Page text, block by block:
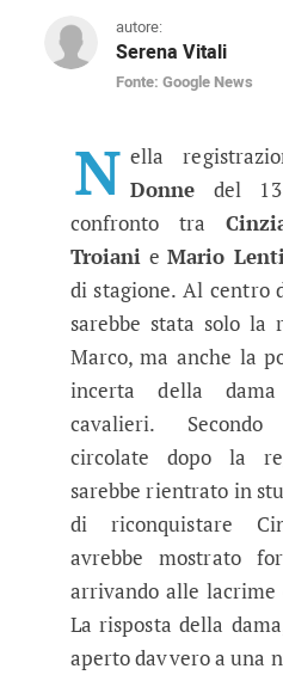
autore:
Serena Vitali
Fonte: Google News
Uomini e
N ella
Donne del
confronto tra
Troiani eMario
di stagione. Al centro
sarebbe stata solo la
Marco, ma anche la
incerta della
cavalieri.
circolate dopo la
sarebbe rientrato in
di riconquistare
avrebbe mostrato
arrivando alle
La risposta della
aperto davvero a una